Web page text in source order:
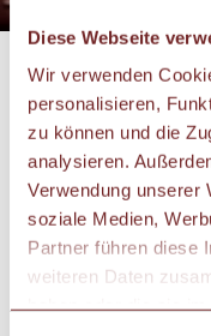
Diese Webseite
Wir verwenden
personalisieren,
zu können und die
analysieren.
Verwendung unserer
soziale Medien,
Partner führen diese
weiteren Daten
haben oder die sie
|UNSERE
Aufgrund unserer
Zusammenarbeit mit
Herausforderungen,
Partner für den